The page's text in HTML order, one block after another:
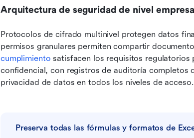
Arquitectura de seguridad de nivel
Protocolos de cifrado multinivel protegen datos
permisos granulares permiten compartir
cumplimiento satisfacen los requisitos regulatorios
confidencial, con registros de auditoría completos
privacidad de datos en todos los niveles de acceso.
Preserva todas las fórmulas y formatos de